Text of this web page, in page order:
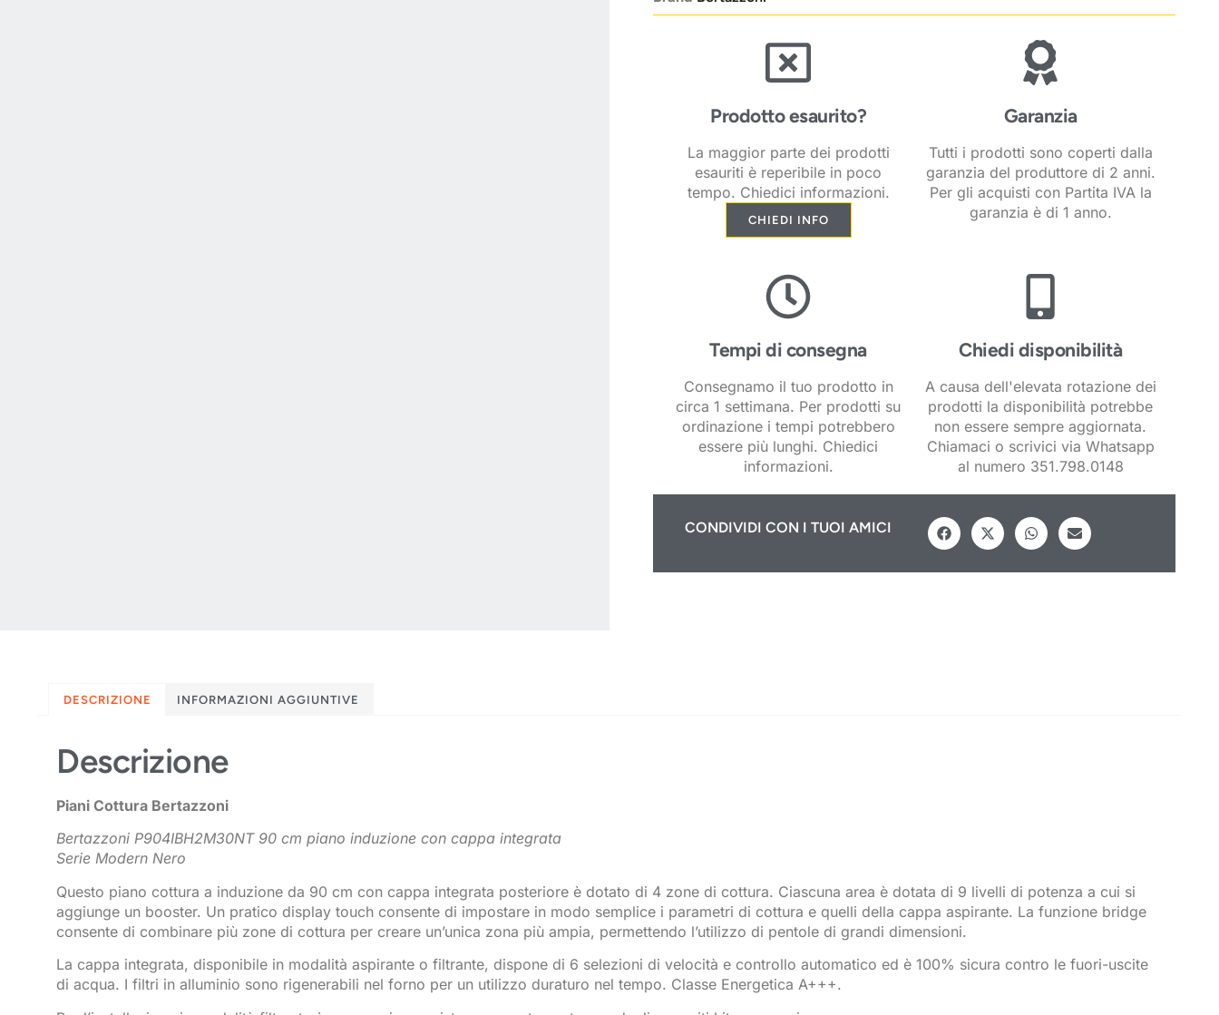
Prodotto esaurito?
La maggior parte dei prodotti
esauriti è reperibile in poco
tempo. Chiedici informazioni.
CHIEDI INFO
Garanzia
Tutti i prodotti sono coperti dalla
garanzia del produttore di 2 anni.
Per gli acquisti con Partita IVA la
garanzia è di 1 anno.
Tempi di consegna
Consegnamo il tuo prodotto in
circa 1 settimana. Per prodotti su
ordinazione i tempi potrebbero
essere più lunghi. Chiedici
informazioni.
Chiedi disponibilità
A causa dell'elevata rotazione dei
prodotti la disponibilità potrebbe
non essere sempre aggiornata.
Chiamaci o scrivici via Whatsapp
al numero 351.798.0148
CONDIVIDI CON I TUOI AMICI
DESCRIZIONE INFORMAZIONI AGGIUNTIVE
Descrizione
Piani Cottura Bertazzoni
Bertazzoni P904IBH2M30NT 90 cm piano induzione con cappa integrata
Serie Modern Nero
Questo piano cottura a induzione da 90 cm con cappa integrata posteriore è dotato di 4 zone di cottura. Ciascuna area è dotata di 9 livelli di potenza a cui si
aggiunge un booster. Un pratico display touch consente di impostare in modo semplice i parametri di cottura e quelli della cappa aspirante. La funzione bridge
consente di combinare più zone di cottura per creare un’unica zona più ampia, permettendo l’utilizzo di pentole di grandi dimensioni.
La cappa integrata, disponibile in modalità aspirante o filtrante, dispone di 6 selezioni di velocità e controllo automatico ed è 100% sicura contro le fuori-uscite
di acqua. I filtri in alluminio sono rigenerabili nel forno per un utilizzo duraturo nel tempo. Classe Energetica A+++.